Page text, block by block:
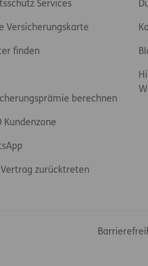
Services
Versicherungskarte
finden
berechnen
Kundenzone
zurücktreten
Footer-